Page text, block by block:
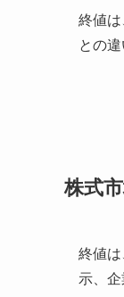
終値
との
株式
終値
示、